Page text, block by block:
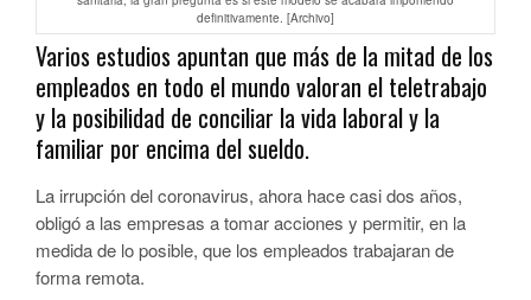
definitivamente. [Archivo]
Varios estudios apuntan que más de la mitad de los
empleados en todo el mundo valoran el teletrabajo
y la posibilidad de conciliar la vida laboral y la
familiar por encima del sueldo.
La irrupción del coronavirus, ahora hace casi dos años,
obligó a las empresas a tomar acciones y permitir, en la
medida de lo posible, que los empleados trabajaran de
forma remota.